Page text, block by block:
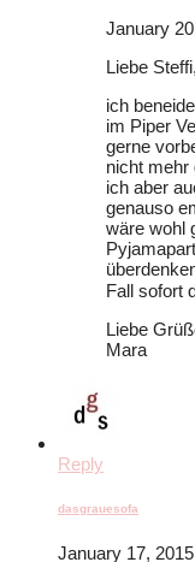
January
Liebe Steffi,
ich
im Piper
gerne
nicht
ich aber
genauso
wäre wohl
Fall sofort
Liebe
Mara
Reply
dasgrauesofa
January 17,